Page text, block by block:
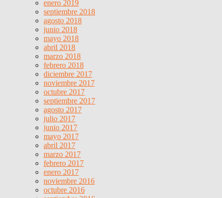
enero 2019
septiembre 2018
agosto 2018
junio 2018
mayo 2018
abril 2018
marzo 2018
febrero 2018
diciembre 2017
noviembre 2017
octubre 2017
septiembre 2017
agosto 2017
julio 2017
junio 2017
mayo 2017
abril 2017
marzo 2017
febrero 2017
enero 2017
noviembre 2016
octubre 2016